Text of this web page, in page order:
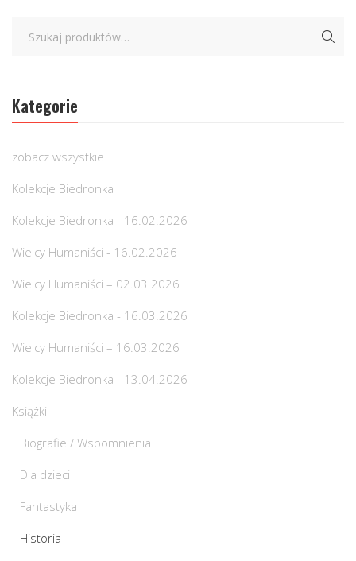
Kategorie
zobacz wszystkie
Kolekcje Biedronka
Kolekcje Biedronka - 16.02.2026
Wielcy Humaniści - 16.02.2026
Wielcy Humaniści – 02.03.2026
Kolekcje Biedronka - 16.03.2026
Wielcy Humaniści – 16.03.2026
Kolekcje Biedronka - 13.04.2026
Książki
Biografie / Wspomnienia
Dla dzieci
Fantastyka
Historia